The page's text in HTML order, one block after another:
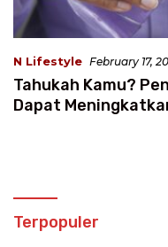
N Lifestyle February 17,
Tahukah Kamu?
Dapat
Terpopuler